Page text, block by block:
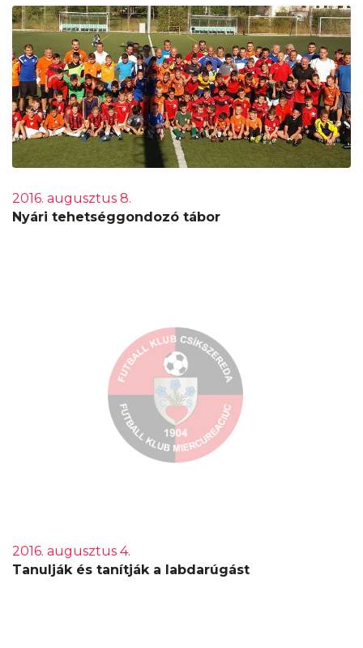
2016. augusztus 8.
Nyári tehetséggondozó tábor
2016. augusztus 4.
Tanulják és tanítják a labdarúgást